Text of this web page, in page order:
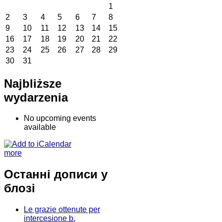
1
2
3 4 5 6 7
8
9
10 11 12 13 14
15
16
17 18 19 20 21
22
23
24 25 26 27 28
29
30
31
Najbliższe
wydarzenia
No upcoming events
available
more
Останні дописи у
блозі
Le grazie ottenute per
intercesione b.